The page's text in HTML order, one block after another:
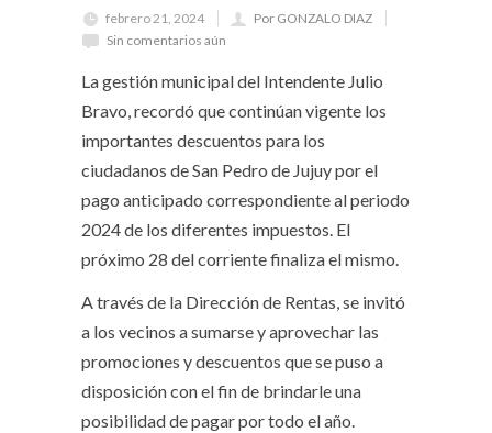
febrero 21, 2024
Por GONZALO DIAZ
Sin comentarios aún
La gestión municipal del Intendente Julio
Bravo, recordó que continúan vigente los
importantes descuentos para los
ciudadanos de San Pedro de Jujuy por el
pago anticipado correspondiente al periodo
2024 de los diferentes impuestos. El
próximo 28 del corriente finaliza el mismo.
A través de la Dirección de Rentas, se invitó
a los vecinos a sumarse y aprovechar las
promociones y descuentos que se puso a
disposición con el fin de brindarle una
posibilidad de pagar por todo el año.